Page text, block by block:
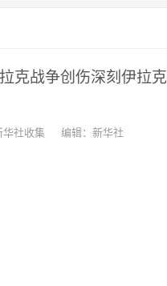
克战争创伤深刻伊拉克
华社收集 编辑：新华社